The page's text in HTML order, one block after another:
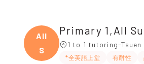
All
S
Primary 1,All
1 to 1 tutoring-Tsuen
*全英語上堂 有耐性